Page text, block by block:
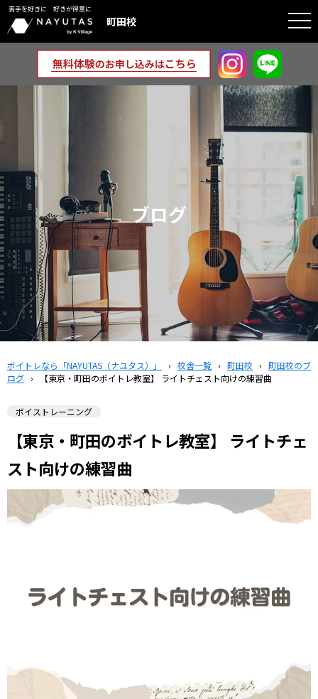
苦手を好きに 好きが得意に
町田校
ブログ
ボイトレなら「NAYUTAS（ナユタス）」 › 校舎一覧 › 町田校 › 町田校のブ
ログ › 【東京・町田のボイトレ教室】 ライトチェスト向けの練習曲
ボイストレーニング
【東京・町田のボイトレ教室】 ライトチェ
スト向けの練習曲